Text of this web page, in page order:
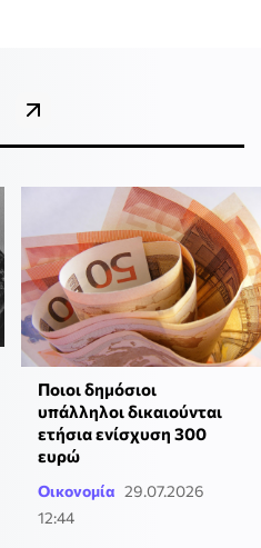
Ποιοι δημόσιοι
υπάλληλοι δικαιούνται
ετήσια ενίσχυση 300
ευρώ
Οικονομία 29.07.2026
12:44